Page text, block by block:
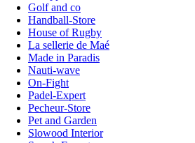
Golf and co
Handball-Store
House of Rugby
La sellerie de Maé
Made in Paradis
Nauti-wave
On-Fight
Padel-Expert
Pecheur-Store
Pet and Garden
Slowood Interior